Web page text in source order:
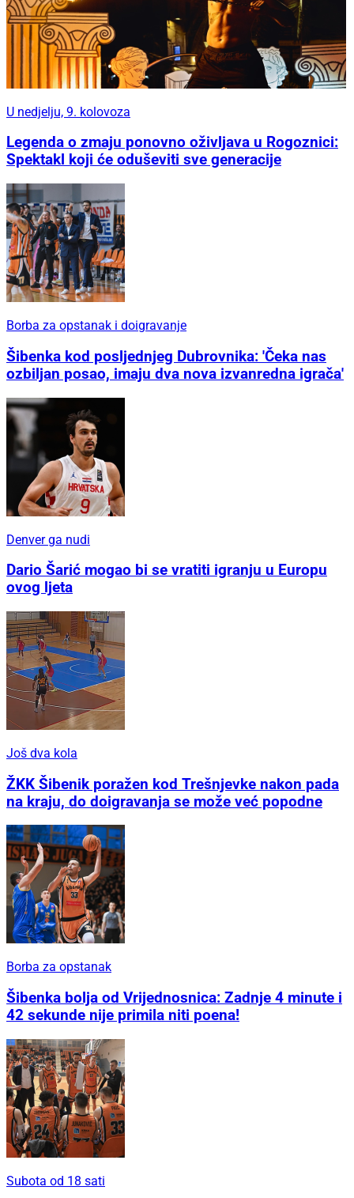
U nedjelju, 9. kolovoza
Legenda o zmaju ponovno oživljava u Rogoznici:
Spektakl koji će oduševiti sve generacije
Borba za opstanak i doigravanje
Šibenka kod posljednjeg Dubrovnika: 'Čeka nas
ozbiljan posao, imaju dva nova izvanredna igrača'
Denver ga nudi
Dario Šarić mogao bi se vratiti igranju u Europu
ovog ljeta
Još dva kola
ŽKK Šibenik poražen kod Trešnjevke nakon pada
na kraju, do doigravanja se može već popodne
Borba za opstanak
Šibenka bolja od Vrijednosnica: Zadnje 4 minute i
42 sekunde nije primila niti poena!
Subota od 18 sati